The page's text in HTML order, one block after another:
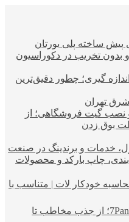
پیش ساخته پلی یورتان
تخریب در دکوراسیون
گیری؛ چطور دقیق‌ترین
تهران
نصب گیت فروشگاهی؛ از
بوق زدن
خدمات و برندینگ در صنعت
چاپ بارکد و محصولات
خودکار لات | متناسب با
خدمات شبکه‌های اجتماعی 7Panel؛ از جذب مخاطب تا